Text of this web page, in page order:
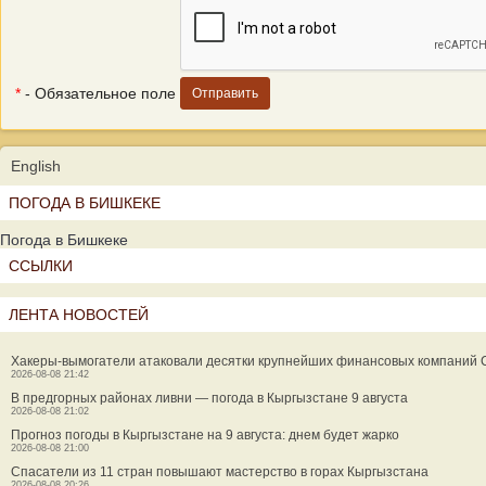
* - Обязательное поле
English
ПОГОДА В БИШКЕКЕ
Погода в Бишкеке
ССЫЛКИ
ЛЕНТА НОВОСТЕЙ
Хакеры-вымогатели атаковали десятки крупнейших финансовых
2026-08-08 21:42
В предгорных районах ливни — погода в Кыргызстане 9 августа
2026-08-08 21:02
Прогноз погоды в Кыргызстане на 9 августа: днем будет жарко
2026-08-08 21:00
Спасатели из 11 стран повышают мастерство в горах Кыргызстана